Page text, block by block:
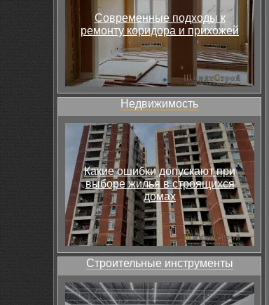
Современные подходы к
ремонту коридора и прихожей
Недвижимость
Какие ошибки допускают при
выборе жилья в строящихся
домах
Строительные инструменты